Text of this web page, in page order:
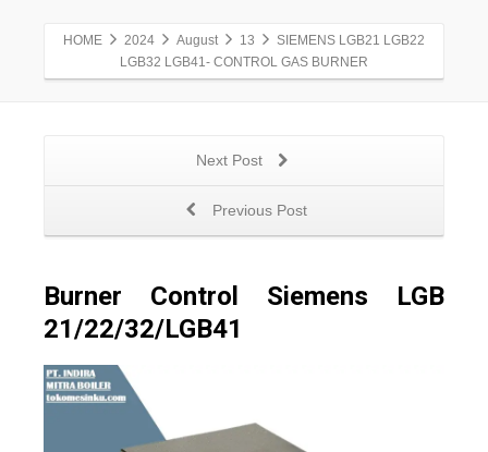
HOME 2024 August 13
SIEMENS LGB21 LGB22
LGB32 LGB41- CONTROL GAS BURNER
Next Post
Previous Post
Burner Control Siemens LGB
21/22/32/LGB41